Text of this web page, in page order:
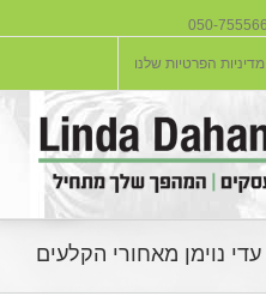
מדיניות הפרטיות שלנו
עדי נוימן מאחורי הקלעים